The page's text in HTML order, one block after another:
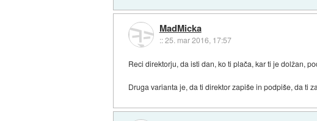
MadMicka
::25. mar 2016, 17:57
Reci direktorju, da isti dan, ko ti plača, kar ti je dolžan,
Druga varianta je, da ti direktor zapiše in podpiše, da ti